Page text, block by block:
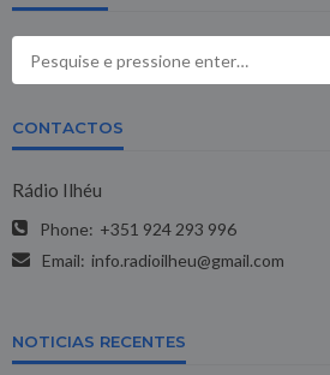
CONTACTOS
Rádio Ilhéu
Phone: +351 924 293 996
Email: info.radioilheu@gmail.com
NOTICIAS RECENTES